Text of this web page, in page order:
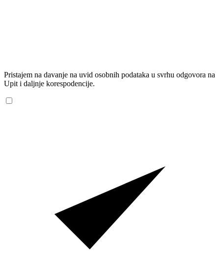
Pristajem na davanje na uvid osobnih podataka u svrhu odgovora na
Upit i daljnje korespodencije.